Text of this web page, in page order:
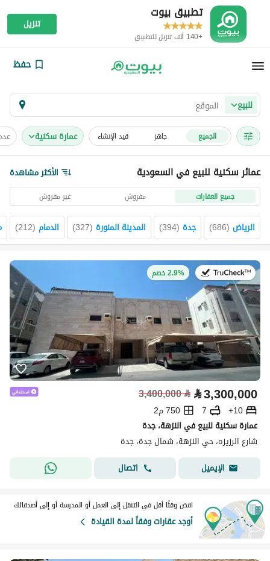
تطبيق بيوت
+140 ألف تنزيل للتطبيق
تنزيل
حفظ
للبيع
الجميع جاهز قيد الإنشاء عمارة سكنية
عمائر سكنية للبيع في السعودية الأكثر مشاهدة
جميع العقارات مفروش غير مفروش
الرياض (
686
) جدة (
394
) المدينة المنورة (
327
) الدمام (
212
)
في:27 يوليو 20262.9% خصم
⃁3,300,000
⃁
3,400,000
10+
7
750 م2
عمارة سكنية للبيع في النزهة، جدة
شارع الرزيزه، حي النزهة، شمال جدة، جدة
الإيميل
اتصال
اقض وقتًا أقل في التنقل إلى العمل أو المدرسة أو إلى أصدقائك
أوجد عقارات وفقاً لمدة القيادة